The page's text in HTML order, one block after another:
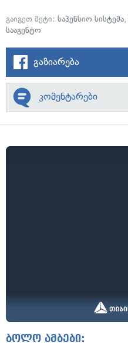
გაიგეთ მეტი: საპენსიო სისტემა,
სააგენტო
გაზიარება
კომენტარები
ბოლო ამბები: